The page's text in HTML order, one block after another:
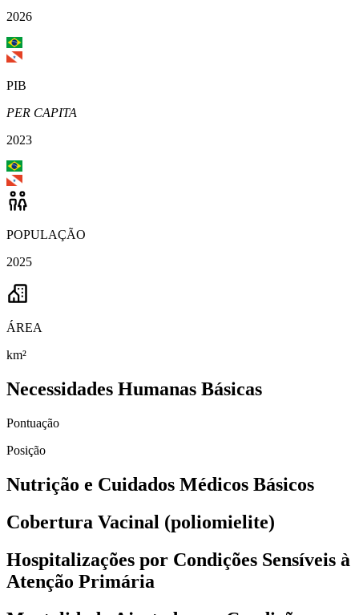
2026
PIB
PER CAPITA
2023
POPULAÇÃO
2025
ÁREA
km²
Necessidades Humanas Básicas
Pontuação
Posição
Nutrição e Cuidados Médicos Básicos
Cobertura Vacinal (poliomielite)
Hospitalizações por Condições Sensíveis à
Atenção Primária